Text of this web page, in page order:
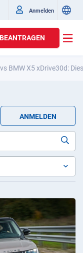
Anmelden
BEANTRAGEN
BMW X5 xDrive30d:
ANMELDEN